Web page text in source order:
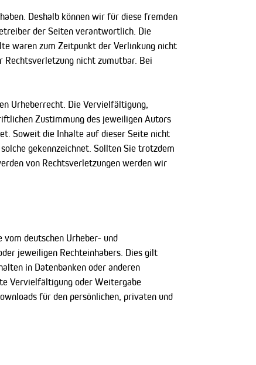
Deshalb können wir für diese fremden
der Seiten verantwortlich. Die
waren zum Zeitpunkt der Verlinkung nicht
nicht zumutbar. Bei
Urheberrecht. Die Vervielfältigung,
Zustimmung des jeweiligen Autors
Soweit die Inhalte auf dieser Seite nicht
gekennzeichnet. Sollten Sie trotzdem
von Rechtsverletzungen werden wir
deutschen Urheber- und
jeweiligen Rechteinhabers. Dies gilt
in Datenbanken oder anderen
Vervielfältigung oder Weitergabe
für den persönlichen, privaten und